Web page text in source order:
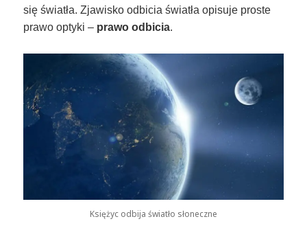
się światła. Zjawisko odbicia światła opisuje proste
prawo optyki – prawo odbicia.
Księżyc odbija światło słoneczne